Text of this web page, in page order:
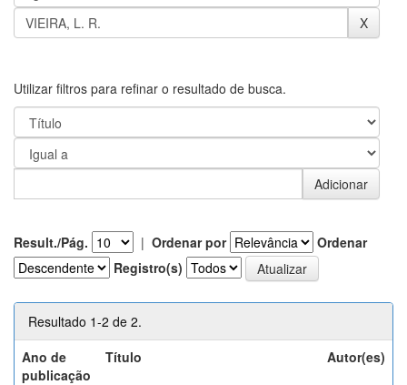
Utilizar filtros para refinar o resultado de busca.
Result./Pág. | Ordenar por
Ordenar
Registro(s)
Resultado 1-2 de 2.
Ano de
publicação
Título Autor(es)